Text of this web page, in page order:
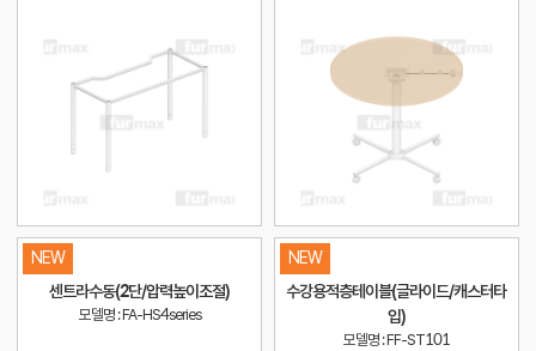
NEW
센트라수동(2단/압력높이조절)
모델명 : FA-HS4series
NEW
수강용적층테이블(글라이드/캐스터타
입)
모델명 : FF-ST101